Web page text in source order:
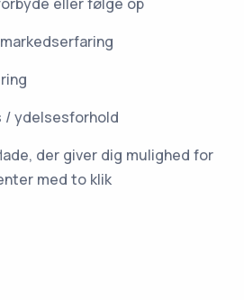
/ ydelsesforhold
der giver dig mulighed for
med to klik